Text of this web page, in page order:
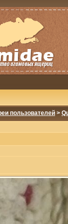
пользователей >